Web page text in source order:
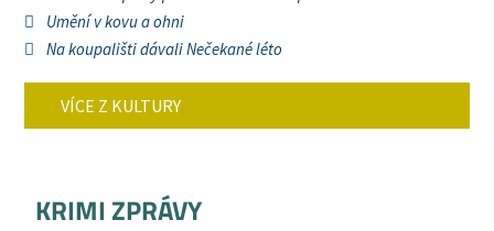
Umění v kovu a ohni
Na koupališti dávali Nečekané léto
VÍCE Z KULTURY
KRIMI ZPRÁVY